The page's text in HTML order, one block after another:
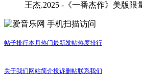
王杰.2025 -《一番杰作》美版限
手机扫描访问
帖子排行本月热门最新发帖热度排行
关于我们 网站简介投诉删帖联系我们